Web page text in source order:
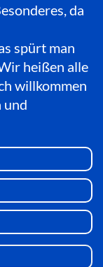
da
spürt man
heißen alle
willkommen
und